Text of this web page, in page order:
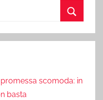
scomoda: in
basta